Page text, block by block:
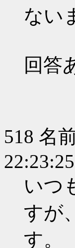
ない
回答
518 名
いつ
すが
す。